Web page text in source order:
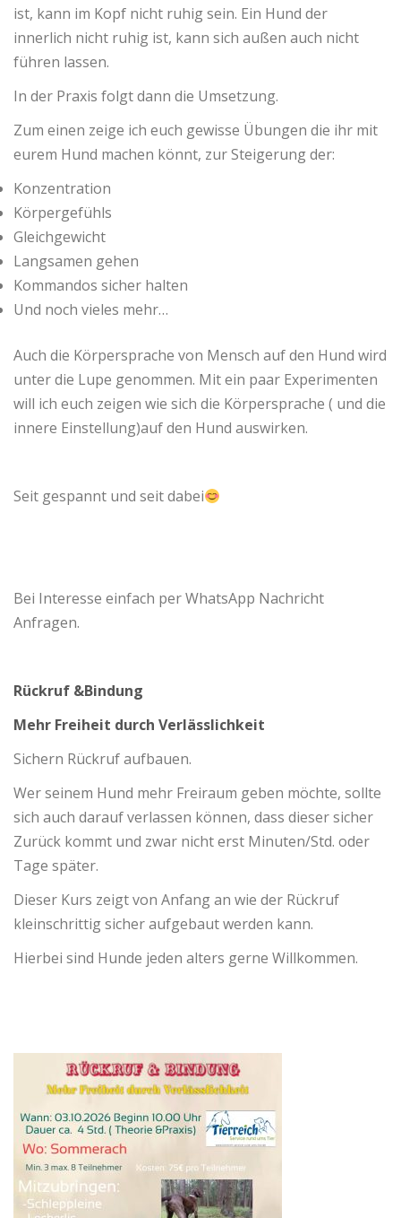
ist, kann im Kopf nicht ruhig sein. Ein Hund der
innerlich nicht ruhig ist, kann sich außen auch nicht
führen lassen.
In der Praxis folgt dann die Umsetzung.
Zum einen zeige ich euch gewisse Übungen die ihr mit
eurem Hund machen könnt, zur Steigerung der:
Konzentration
Körpergefühls
Gleichgewicht
Langsamen gehen
Kommandos sicher halten
Und noch vieles mehr…
Auch die Körpersprache von Mensch auf den Hund wird
unter die Lupe genommen. Mit ein paar Experimenten
will ich euch zeigen wie sich die Körpersprache ( und die
innere Einstellung)auf den Hund auswirken.
Seit gespannt und seit dabei
Bei Interesse einfach per WhatsApp Nachricht
Anfragen.
Rückruf &Bindung
Mehr Freiheit durch Verlässlichkeit
Sichern Rückruf aufbauen.
Wer seinem Hund mehr Freiraum geben möchte, sollte
sich auch darauf verlassen können, dass dieser sicher
Zurück kommt und zwar nicht erst Minuten/Std. oder
Tage später.
Dieser Kurs zeigt von Anfang an wie der Rückruf
kleinschrittig sicher aufgebaut werden kann.
Hierbei sind Hunde jeden alters gerne Willkommen.